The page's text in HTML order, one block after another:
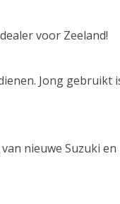
voor Zeeland!
Jong gebruikt
nieuwe Suzuki